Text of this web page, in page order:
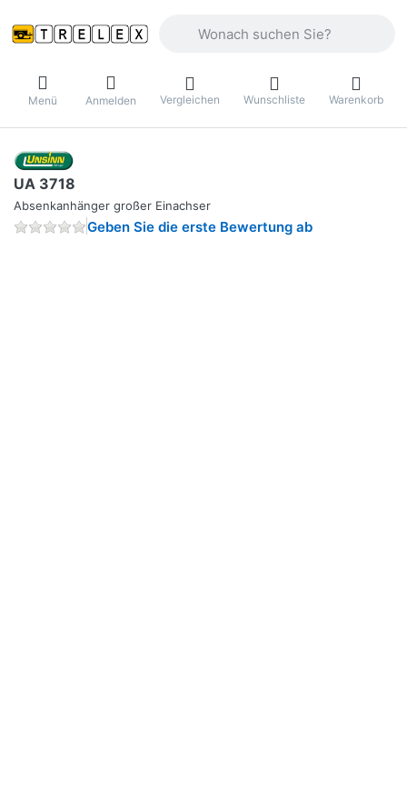
Menü Anmelden Vergleichen Wunschliste Warenkorb
UA 3718
Absenkanhänger großer Einachser
Geben Sie die erste Bewertung ab